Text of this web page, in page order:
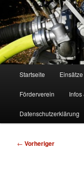
Zum
primären
Inhalt
springenFF Köln,
Freiwillige Feuerwehr
Startseite Einsätze
Förderverein Infos
Datenschutzerklärung
Beitragsnavigation
← Vorheriger